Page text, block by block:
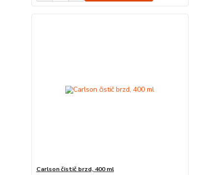
Carlson čistič brzd, 400 ml